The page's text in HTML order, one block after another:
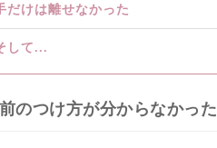
だけは離せなかった
して...
のつけ方が分からなかった